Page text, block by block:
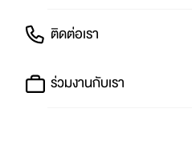
ติดต่อเรา
ร่วมงานกับเรา